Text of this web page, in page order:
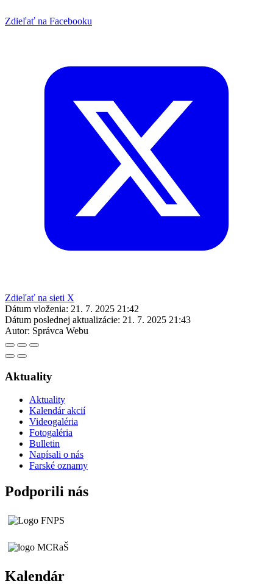
Zdieľať na Facebooku
Zdieľať na sieti X
Dátum vloženia: 21. 7. 2025 21:42
Dátum poslednej aktualizácie: 21. 7. 2025 21:43
Autor: Správca Webu
Aktuality
Aktuality
Kalendár akcií
Videogaléria
Fotogaléria
Bulletin
Napísali o nás
Farské oznamy
Podporili nás
Kalendár